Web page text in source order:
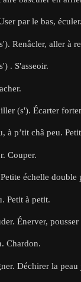
par le bas,
Renâcler, aller à
. S'asseoir.
(s'). Écarter
à p’tit châ peu.
Couper.
échelle double
Petit à petit.
Énerver,
Chardon.
Déchirer la peau